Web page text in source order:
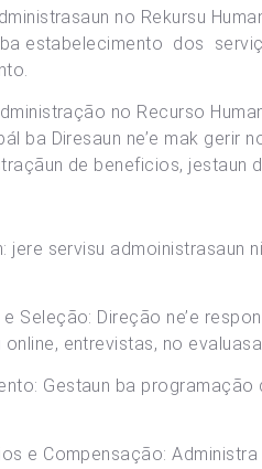
no Rekursu
ba estabelecimento dos
no Recurso
ba Diresaun ne’e mak
de beneficios, jestaun
jere servisu
Seleção: Direção ne’e
online, entrevistas, no
Gestaun ba
e Compensação: